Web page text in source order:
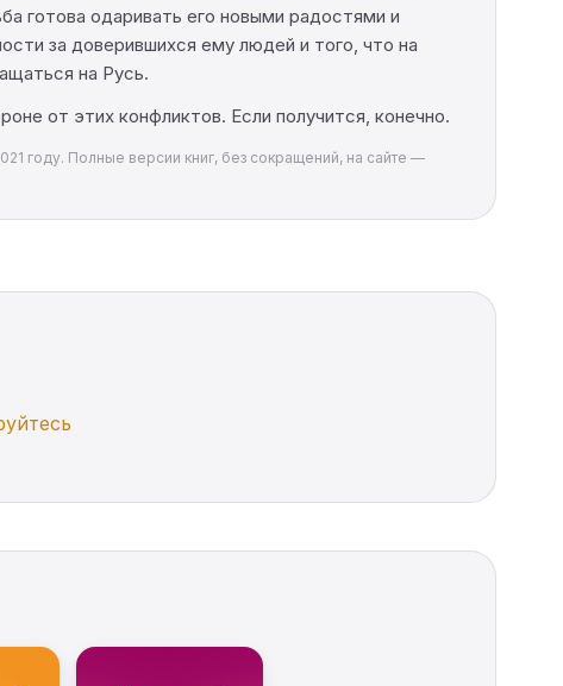
готова одаривать его новыми радостями и
за доверившихся ему людей и того, что на
на Русь.
от этих конфликтов. Если получится, конечно.
году. Полные версии книг, без сокращений, на сайте —